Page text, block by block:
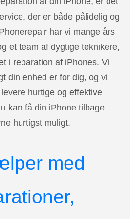
der er både pålidelig og
har vi mange års
et team af dygtige teknikere,
i reparation af iPhones. Vi
din enhed er for dig, og vi
hurtige og effektive
kan få din iPhone tilbage i
hurtigst muligt.
med